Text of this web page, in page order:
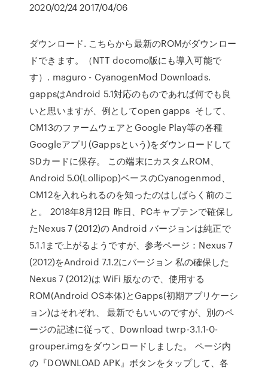
2020/02/24 2017/04/06
ダウンロード. こちらから最新のROMがダウンロー
ドできます。（NTT docomo版にも導入可能で
す）. maguro - CyanogenMod Downloads.
gappsはAndroid 5.1対応のものであれば何でも良
いと思いますが、例としてopen gapps そして、
CM13のファームウェアとGoogle Play等の各種
Googleアプリ(Gappsという)をダウンロードして
SDカードに保存。 この端末にカスタムROM、
Android 5.0(Lollipop)ベースのCyanogenmod、
CM12を入れられるのを知ったのはしばらく前のこ
と。 2018年8月12日 昨日、PCキャプテンで確保し
たNexus 7 (2012)の Android バージョンは純正で
5.1.1まで上がるようですが、参考ページ：Nexus 7
(2012)をAndroid 7.1.2にバージョン 私の確保した
Nexus 7 (2012)は WiFi 版なので、使用する
ROM(Android OS本体)とGapps(初期アプリケーシ
ョン)はそれぞれ、 最新でもいいのですが、別のペ
ージの記述に従って、Download twrp-3.1.1-0-
grouper.imgをダウンロードしました。 ページ内
の『DOWNLOAD APK』ボタンをタップして、各